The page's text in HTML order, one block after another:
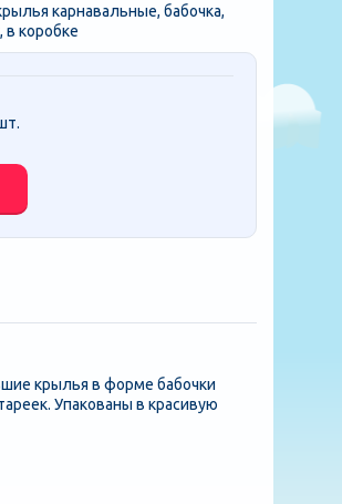
карнавальные, бабочка,
в коробке
крылья в форме бабочки
Упакованы в красивую